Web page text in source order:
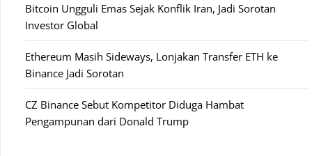
Bitcoin Ungguli Emas Sejak Konflik Iran, Jadi Sorotan
Investor Global
Ethereum Masih Sideways, Lonjakan Transfer ETH ke
Binance Jadi Sorotan
CZ Binance Sebut Kompetitor Diduga Hambat
Pengampunan dari Donald Trump